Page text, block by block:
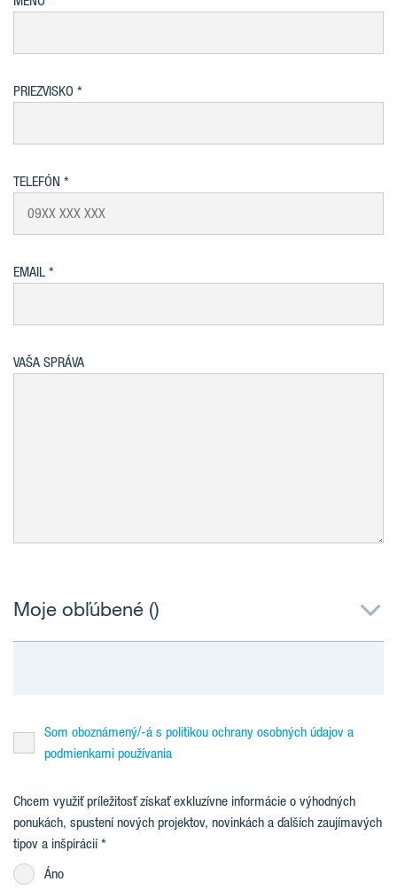
PRIEZVISKO
TELEFÓN
EMAIL
VAŠA SPRÁVA
Moje obľúbené ()
Som oboznámený/-á s politikou ochrany osobných údajov a
podmienkami používania
Chcem využiť príležitosť získať exkluzívne informácie o výhodných
ponukách, spustení nových projektov, novinkách a ďalších zaujímavých
tipov a inšpirácií
Áno